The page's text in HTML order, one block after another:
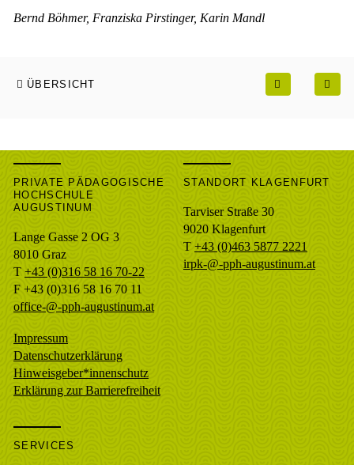
Bernd Böhmer, Franziska Pirstinger, Karin Mandl
ÜBERSICHT
PRIVATE PÄDAGOGISCHE
HOCHSCHULE
AUGUSTINUM
Lange Gasse 2 OG 3
8010 Graz
T +43 (0)316 58 16 70-22
F +43 (0)316 58 16 70 11
office-@-pph-augustinum.at
Impressum
Datenschutzerklärung
Hinweisgeber*innenschutz
Erklärung zur Barrierefreiheit
STANDORT KLAGENFURT
Tarviser Straße 30
9020 Klagenfurt
T +43 (0)463 5877 2221
irpk-@-pph-augustinum.at
SERVICES